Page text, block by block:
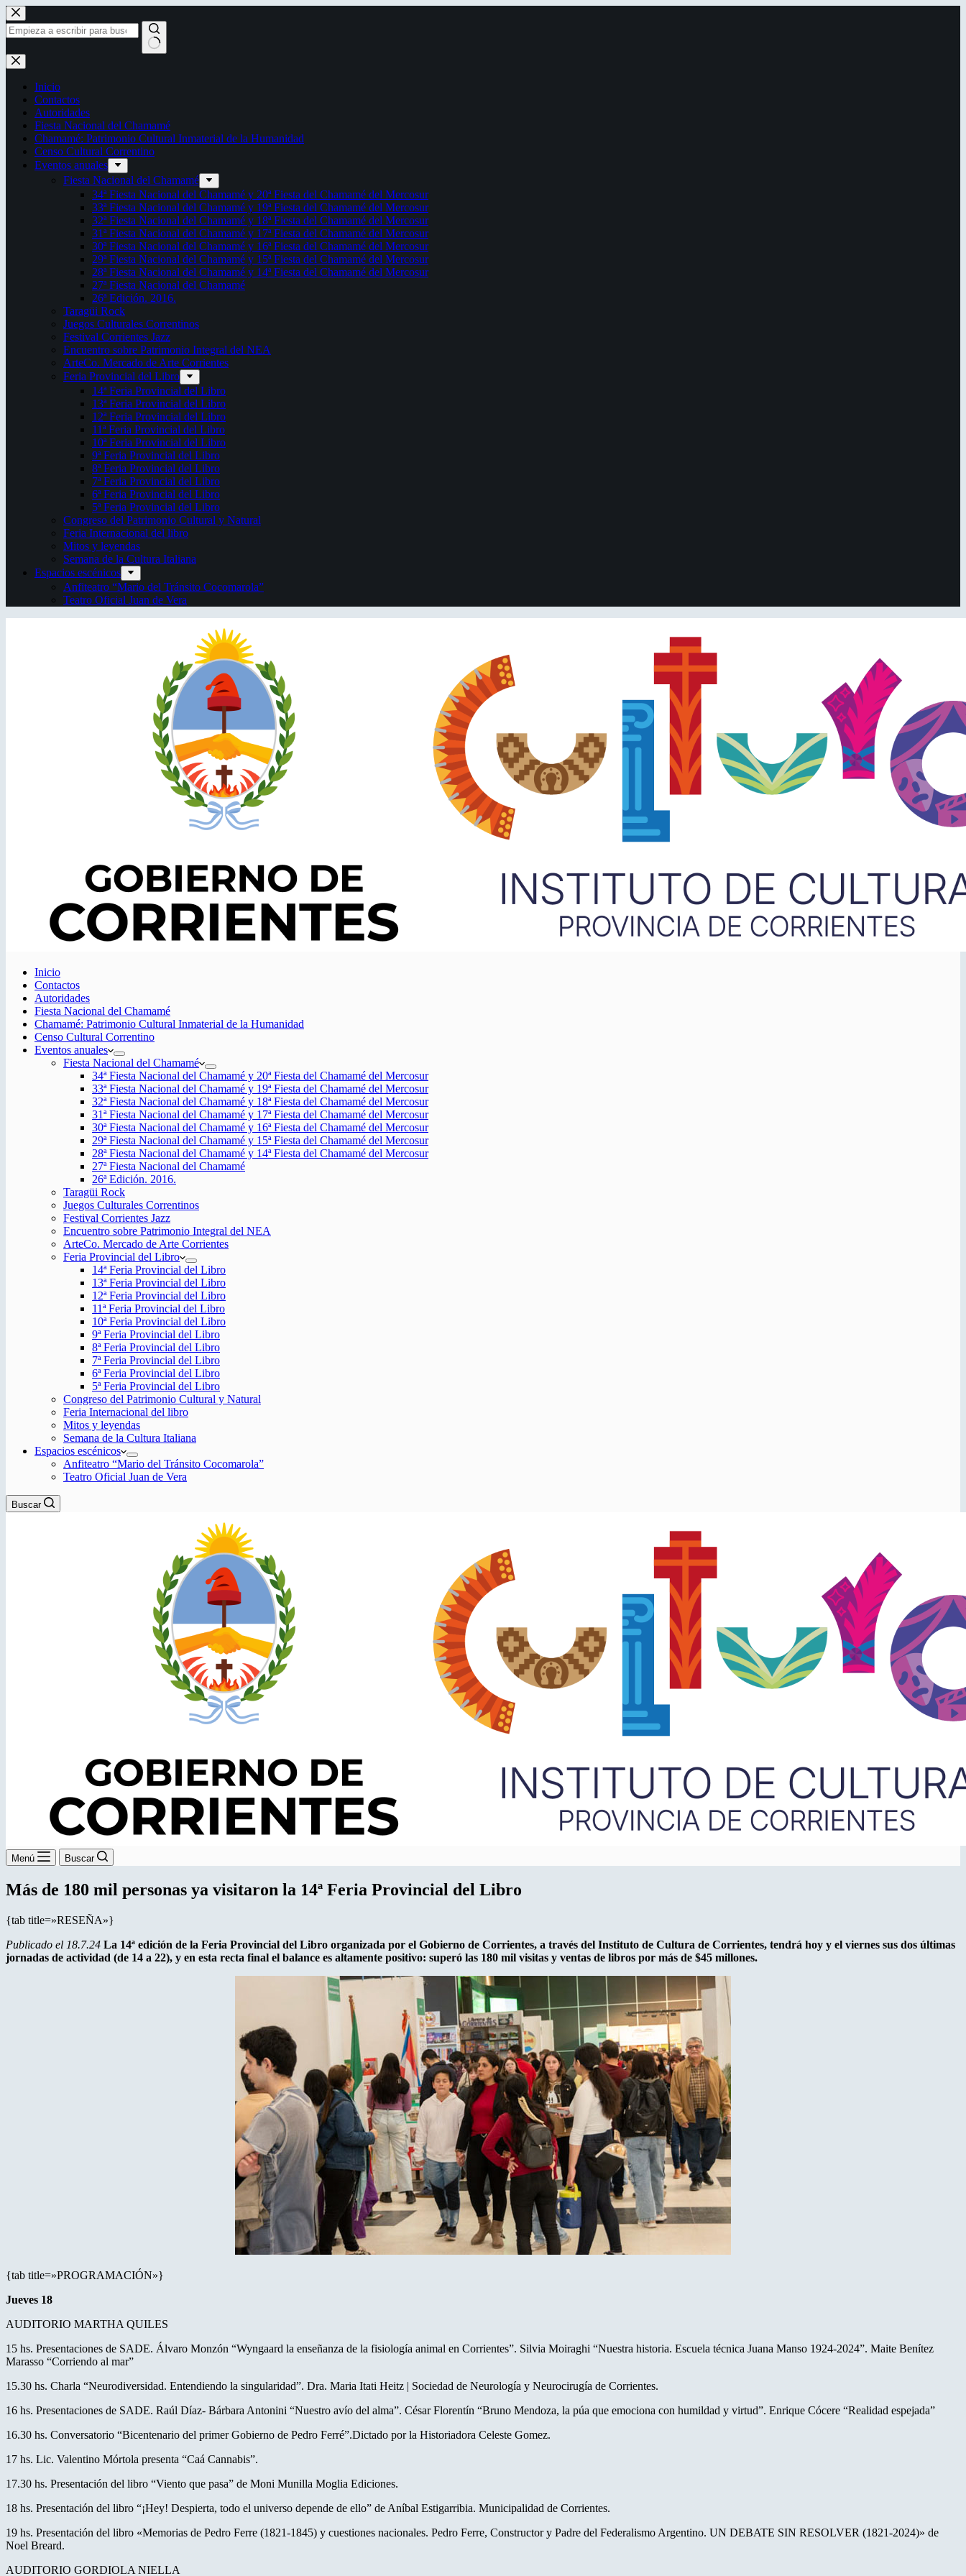
Saltar
al
contenido
Sin
resultados
Inicio
Contactos
Autoridades
Fiesta Nacional del Chamamé
Chamamé: Patrimonio Cultural Inmaterial de la Humanidad
Censo Cultural Correntino
Eventos anuales
Fiesta Nacional del Chamamé
34ª Fiesta Nacional del Chamamé y 20ª Fiesta del Chamamé del Mercosur
33ª Fiesta Nacional del Chamamé y 19ª Fiesta del Chamamé del Mercosur
32ª Fiesta Nacional del Chamamé y 18ª Fiesta del Chamamé del Mercosur
31ª Fiesta Nacional del Chamamé y 17ª Fiesta del Chamamé del Mercosur
30ª Fiesta Nacional del Chamamé y 16ª Fiesta del Chamamé del Mercosur
29ª Fiesta Nacional del Chamamé y 15ª Fiesta del Chamamé del Mercosur
28ª Fiesta Nacional del Chamamé y 14ª Fiesta del Chamamé del Mercosur
27ª Fiesta Nacional del Chamamé
26ª Edición. 2016.
Taragüi Rock
Juegos Culturales Correntinos
Festival Corrientes Jazz
Encuentro sobre Patrimonio Integral del NEA
ArteCo. Mercado de Arte Corrientes
Feria Provincial del Libro
14ª Feria Provincial del Libro
13ª Feria Provincial del Libro
12ª Feria Provincial del Libro
11ª Feria Provincial del Libro
10ª Feria Provincial del Libro
9ª Feria Provincial del Libro
8ª Feria Provincial del Libro
7ª Feria Provincial del Libro
6ª Feria Provincial del Libro
5ª Feria Provincial del Libro
Congreso del Patrimonio Cultural y Natural
Feria Internacional del libro
Mitos y leyendas
Semana de la Cultura Italiana
Espacios escénicos
Anfiteatro “Mario del Tránsito Cocomarola”
Teatro Oficial Juan de Vera
Inicio
Contactos
Autoridades
Fiesta Nacional del Chamamé
Chamamé: Patrimonio Cultural Inmaterial de la Humanidad
Censo Cultural Correntino
Eventos anuales
Fiesta Nacional del Chamamé
34ª Fiesta Nacional del Chamamé y 20ª Fiesta del Chamamé del Mercosur
33ª Fiesta Nacional del Chamamé y 19ª Fiesta del Chamamé del Mercosur
32ª Fiesta Nacional del Chamamé y 18ª Fiesta del Chamamé del Mercosur
31ª Fiesta Nacional del Chamamé y 17ª Fiesta del Chamamé del Mercosur
30ª Fiesta Nacional del Chamamé y 16ª Fiesta del Chamamé del Mercosur
29ª Fiesta Nacional del Chamamé y 15ª Fiesta del Chamamé del Mercosur
28ª Fiesta Nacional del Chamamé y 14ª Fiesta del Chamamé del Mercosur
27ª Fiesta Nacional del Chamamé
26ª Edición. 2016.
Taragüi Rock
Juegos Culturales Correntinos
Festival Corrientes Jazz
Encuentro sobre Patrimonio Integral del NEA
ArteCo. Mercado de Arte Corrientes
Feria Provincial del Libro
14ª Feria Provincial del Libro
13ª Feria Provincial del Libro
12ª Feria Provincial del Libro
11ª Feria Provincial del Libro
10ª Feria Provincial del Libro
9ª Feria Provincial del Libro
8ª Feria Provincial del Libro
7ª Feria Provincial del Libro
6ª Feria Provincial del Libro
5ª Feria Provincial del Libro
Congreso del Patrimonio Cultural y Natural
Feria Internacional del libro
Mitos y leyendas
Semana de la Cultura Italiana
Espacios escénicos
Anfiteatro “Mario del Tránsito Cocomarola”
Teatro Oficial Juan de Vera
Buscar
Menú Buscar
Más de 180 mil personas ya visitaron la 14ª Feria Provincial del Libro
{tab title=»RESEÑA»}
Publicado el 18.7.24 La 14ª edición de la Feria Provincial del Libro organizada por el Gobierno de Corrientes, a través del Instituto de Cultura de Corrientes, tendrá hoy y el viernes sus dos últimas
jornadas de actividad (de 14 a 22), y en esta recta final el balance es altamente positivo: superó las 180 mil visitas y ventas de libros por más de $45 millones.
{tab title=»PROGRAMACIÓN»}
Jueves 18
AUDITORIO MARTHA QUILES
15 hs. Presentaciones de SADE. Álvaro Monzón “Wyngaard la enseñanza de la fisiología animal en Corrientes”. Silvia Moiraghi “Nuestra historia. Escuela técnica Juana Manso 1924-2024”. Maite Benítez
Marasso “Corriendo al mar”
15.30 hs. Charla “Neurodiversidad. Entendiendo la singularidad”. Dra. Maria Itati Heitz | Sociedad de Neurología y Neurocirugía de Corrientes.
16 hs. Presentaciones de SADE. Raúl Díaz- Bárbara Antonini “Nuestro avío del alma”. César Florentín “Bruno Mendoza, la púa que emociona con humildad y virtud”. Enrique Cócere “Realidad espejada”
16.30 hs. Conversatorio “Bicentenario del primer Gobierno de Pedro Ferré”.Dictado por la Historiadora Celeste Gomez.
17 hs. Lic. Valentino Mórtola presenta “Caá Cannabis”.
17.30 hs. Presentación del libro “Viento que pasa” de Moni Munilla Moglia Ediciones.
18 hs. Presentación del libro “¡Hey! Despierta, todo el universo depende de ello” de Aníbal Estigarribia. Municipalidad de Corrientes.
19 hs. Presentación del libro «Memorias de Pedro Ferre (1821-1845) y cuestiones nacionales. Pedro Ferre, Constructor y Padre del Federalismo Argentino. UN DEBATE SIN RESOLVER (1821-2024)» de
Noel Breard.
AUDITORIO GORDIOLA NIELLA